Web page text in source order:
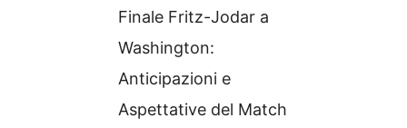
Finale Fritz-Jodar a
Washington:
Anticipazioni e
Aspettative del Match